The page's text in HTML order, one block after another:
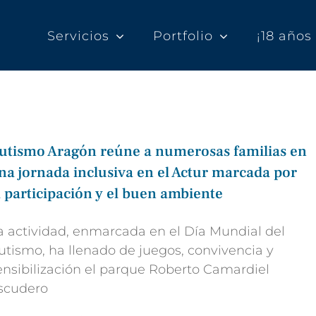
Servicios Portfolio ¡18
Aragón reúne a numerosas familias en
jornada inclusiva en el Actur marcada por
participación y el buen ambiente
actividad, enmarcada en el Día Mundial del
ha llenado de juegos, convivencia y
el parque Roberto Camardiel